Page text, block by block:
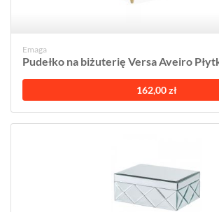
Emaga
Pudełko na biżuterię Versa Aveiro
162,00 zł